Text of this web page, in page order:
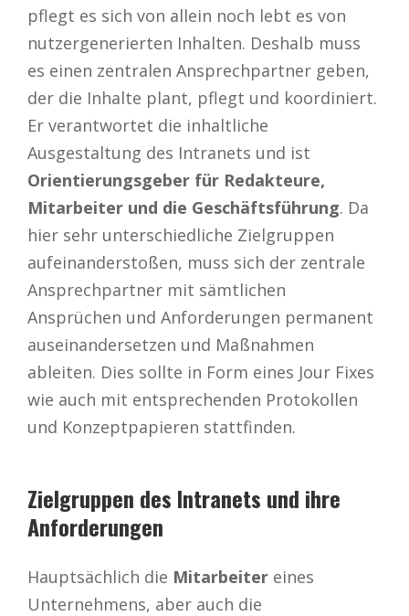
pflegt es sich von allein noch lebt es von
nutzergenerierten Inhalten. Deshalb muss
es einen zentralen Ansprechpartner geben,
der die Inhalte plant, pflegt und koordiniert.
Er verantwortet die inhaltliche
Ausgestaltung des Intranets und ist
Orientierungsgeber für Redakteure,
Mitarbeiter und die Geschäftsführung. Da
hier sehr unterschiedliche Zielgruppen
aufeinanderstoßen, muss sich der zentrale
Ansprechpartner mit sämtlichen
Ansprüchen und Anforderungen permanent
auseinandersetzen und Maßnahmen
ableiten. Dies sollte in Form eines Jour Fixes
wie auch mit entsprechenden Protokollen
und Konzeptpapieren stattfinden.
Zielgruppen des Intranets und ihre
Anforderungen
Hauptsächlich die Mitarbeiter eines
Unternehmens, aber auch die